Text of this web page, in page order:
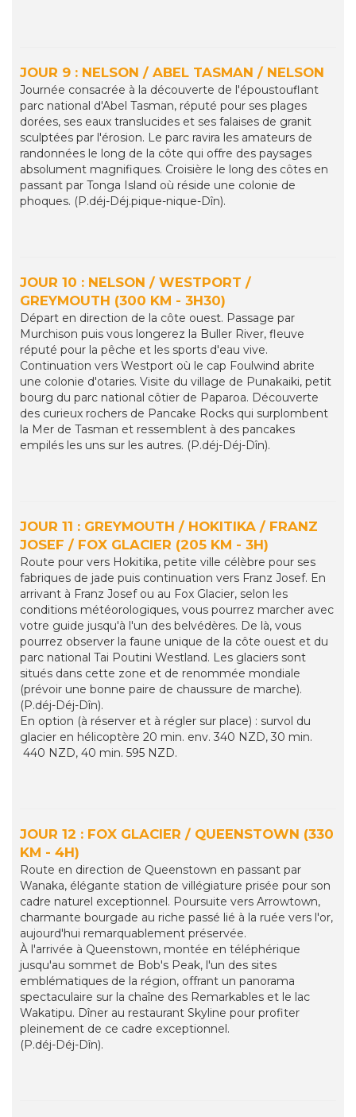
JOUR 9 : NELSON / ABEL TASMAN / NELSON
Journée consacrée à la découverte de l'époustouflant
parc national d'Abel Tasman, réputé pour ses plages
dorées, ses eaux translucides et ses falaises de granit
sculptées par l'érosion. Le parc ravira les amateurs de
randonnées le long de la côte qui offre des paysages
absolument magnifiques. Croisière le long des côtes en
passant par Tonga Island où réside une colonie de
phoques. (P.déj-Déj.pique-nique-Dîn).
JOUR 10 : NELSON / WESTPORT /
GREYMOUTH (300 KM - 3H30)
Départ en direction de la côte ouest. Passage par
Murchison puis vous longerez la Buller River, fleuve
réputé pour la pêche et les sports d'eau vive.
Continuation vers Westport où le cap Foulwind abrite
une colonie d'otaries. Visite du village de Punakaiki, petit
bourg du parc national côtier de Paparoa. Découverte
des curieux rochers de Pancake Rocks qui surplombent
la Mer de Tasman et ressemblent à des pancakes
empilés les uns sur les autres. (P.déj-Déj-Dîn).
JOUR 11 : GREYMOUTH / HOKITIKA / FRANZ
JOSEF / FOX GLACIER (205 KM - 3H)
Route pour vers Hokitika, petite ville célèbre pour ses
fabriques de jade puis continuation vers Franz Josef. En
arrivant à Franz Josef ou au Fox Glacier, selon les
conditions météorologiques, vous pourrez marcher avec
votre guide jusqu'à l'un des belvédères. De là, vous
pourrez observer la faune unique de la côte ouest et du
parc national Tai Poutini Westland. Les glaciers sont
situés dans cette zone et de renommée mondiale
(prévoir une bonne paire de chaussure de marche).
(P.déj-Déj-Dîn).
En option (à réserver et à régler sur place) : survol du
glacier en hélicoptère 20 min. env. 340 NZD, 30 min.
440 NZD, 40 min. 595 NZD.
JOUR 12 : FOX GLACIER / QUEENSTOWN (330
KM - 4H)
Route en direction de Queenstown en passant par
Wanaka, élégante station de villégiature prisée pour son
cadre naturel exceptionnel. Poursuite vers Arrowtown,
charmante bourgade au riche passé lié à la ruée vers l'or,
aujourd'hui remarquablement préservée.
À l'arrivée à Queenstown, montée en téléphérique
jusqu'au sommet de Bob's Peak, l'un des sites
emblématiques de la région, offrant un panorama
spectaculaire sur la chaîne des Remarkables et le lac
Wakatipu. Dîner au restaurant Skyline pour profiter
pleinement de ce cadre exceptionnel.
(P.déj-Déj-Dîn).